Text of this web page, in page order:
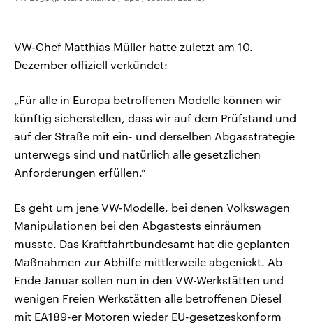
VW-Chef Matthias Müller hatte zuletzt am 10.
Dezember offiziell verkündet:
„Für alle in Europa betroffenen Modelle können wir
künftig sicherstellen, dass wir auf dem Prüfstand und
auf der Straße mit ein- und derselben Abgasstrategie
unterwegs sind und natürlich alle gesetzlichen
Anforderungen erfüllen.“
Es geht um jene VW-Modelle, bei denen Volkswagen
Manipulationen bei den Abgastests einräumen
musste. Das Kraftfahrtbundesamt hat die geplanten
Maßnahmen zur Abhilfe mittlerweile abgenickt. Ab
Ende Januar sollen nun in den VW-Werkstätten und
wenigen Freien Werkstätten alle betroffenen Diesel
mit EA189-er Motoren wieder EU-gesetzeskonform